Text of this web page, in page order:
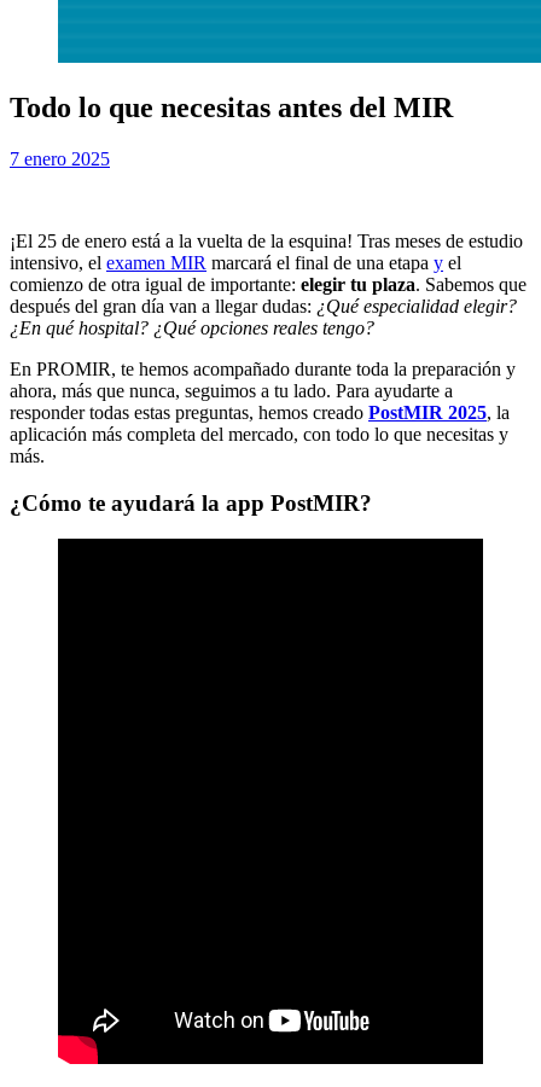
Todo lo que necesitas antes del MIR
porExamen MIR
Publicada
7 enero 2025
¡El 25 de enero está a la vuelta de la esquina! Tras meses de estudio
intensivo, el examen MIR marcará el final de una etapa y el
comienzo de otra igual de importante: elegir tu plaza. Sabemos que
después del gran día van a llegar dudas: ¿Qué especialidad elegir?
¿En qué hospital? ¿Qué opciones reales tengo?
En PROMIR, te hemos acompañado durante toda la preparación y
ahora, más que nunca, seguimos a tu lado. Para ayudarte a
responder todas estas preguntas, hemos creado PostMIR 2025, la
aplicación más completa del mercado, con todo lo que necesitas y
más.
¿Cómo te ayudará la app PostMIR?